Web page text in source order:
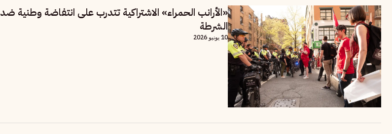
«الأرانب الحمراء» الاشتراكية تتدرب على انتفاضة وطنية ضد
الشرطة
10 يونيو 2026